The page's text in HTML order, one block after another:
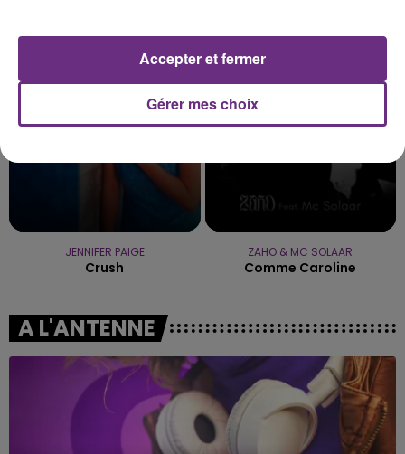
JENNIFER PAIGE
Crush
16h33
16h33
ZAHO & MC SOLAAR
Comme Caroline
A L'ANTENNE
Gérer mes choix
Accepter et fermer